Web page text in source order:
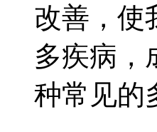
改善，使
多疾病，
种常见的